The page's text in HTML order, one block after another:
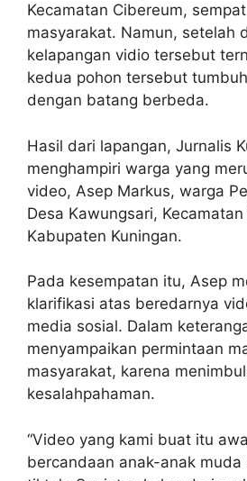
Kecamatan Cibereum,
masyarakat. Namun, setelah
kelapangan vidio tersebut
kedua pohon tersebut
dengan batang berbeda.
Hasil dari lapangan, Jurnalis
menghampiri warga yang
video, Asep Markus, warga
Desa Kawungsari,
Kabupaten Kuningan.
Pada kesempatan itu, Asep
klarifikasi atas beredarnya
media sosial. Dalam
menyampaikan permintaan
masyarakat, karena
kesalahpahaman.
“Video yang kami buat itu
bercandaan anak-anak muda